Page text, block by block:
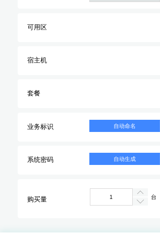
可用区
宿主机
套餐
业务标识 自动命名
系统密码 自动生成
购买量 台